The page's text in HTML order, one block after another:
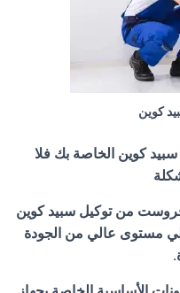
كوين
سبيد كوين الخاصة بك فلا
من توكيل سبيد كوين
مستوى عالي من الجودة